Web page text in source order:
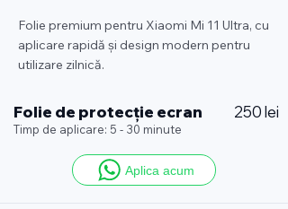
Folie premium pentru Xiaomi Mi 11 Ultra, cu
aplicare rapidă și design modern pentru
utilizare zilnică.
Folie de protecție ecran 250 lei
Timp de aplicare: 5 - 30 minute
Aplica acum